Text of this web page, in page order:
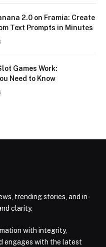
2.0 on Framia: Create
Text Prompts in Minutes
Games Work:
Need to Know
trending stories, and in-
clarity.
with integrity,
engages with the latest